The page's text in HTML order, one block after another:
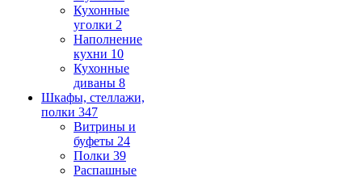
Кухонные
уголки 2
Наполнение
кухни 10
Кухонные
диваны 8
Шкафы, стеллажи,
полки 347
Витрины и
буфеты 24
Полки 39
Распашные